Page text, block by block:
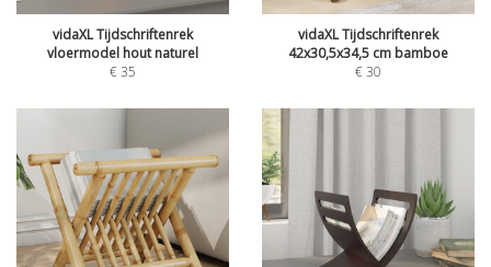
vidaXL Tijdschriftenrek
vloermodel hout naturel
€35
vidaXL Tijdschriftenrek
42x30,5x34,5 cm bamboe
€30